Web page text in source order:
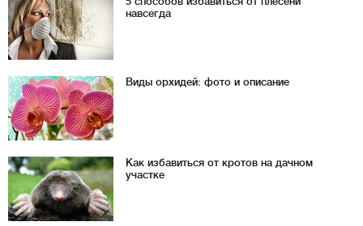
навсегда
Виды орхидей: фото и описание
Как избавиться от кротов на дачном
участке